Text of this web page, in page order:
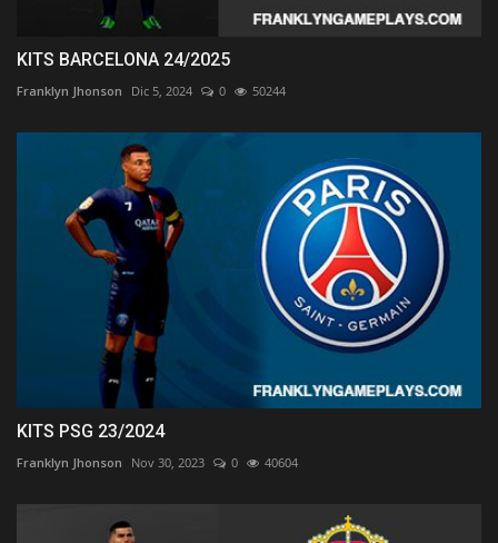
KITS BARCELONA 24/2025
Franklyn Jhonson Dic 5, 2024 0 50244
KITS PSG 23/2024
Franklyn Jhonson Nov 30, 2023 0 40604